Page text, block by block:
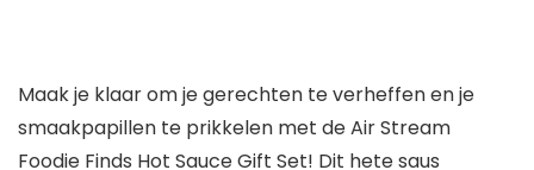
Maak je klaar om je gerechten te verheffen en je
smaakpapillen te prikkelen met de Air Stream
Foodie Finds Hot Sauce Gift Set! Dit hete saus